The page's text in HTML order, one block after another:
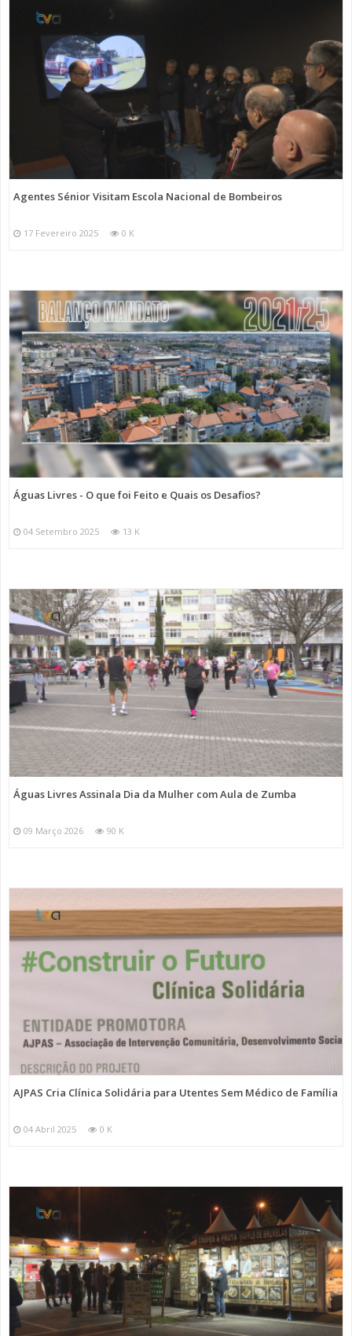
Agentes Sénior Visitam Escola Nacional de Bombeiros
17 Fevereiro 2025 0 K
Águas Livres - O que foi Feito e Quais os Desafios?
04 Setembro 2025 13 K
Águas Livres Assinala Dia da Mulher com Aula de Zumba
09 Março 2026 90 K
AJPAS Cria Clínica Solidária para Utentes Sem Médico de Família
04 Abril 2025 0 K